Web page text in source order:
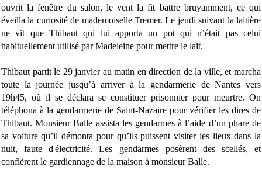
ouvrit la fenêtre du salon, le vent la fit battre bruyamment, ce qui
éveilla la curiosité de mademoiselle Tremer. Le jeudi suivant la laitière
ne vit que Thibaut qui lui apporta un pot qui n’était pas celui
habituellement utilisé par Madeleine pour mettre le lait.
Thibaut partit le 29 janvier au matin en direction de la ville, et marcha
toute la journée jusqu’à arriver à la gendarmerie de Nantes vers
19h45, où il se déclara se constituer prisonnier pour meurtre. On
téléphona à la gendarmerie de Saint-Nazaire pour vérifier les dires de
Thibaut. Monsieur Balle assista les gendarmes à l’aide d’un phare de
sa voiture qu’il démonta pour qu’ils puissent visiter les lieux dans la
nuit, faute d'électricité. Les gendarmes posèrent des scellés, et
confièrent le gardiennage de la maison à monsieur Balle.